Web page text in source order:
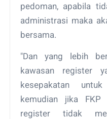
pedoman, apabila
administrasi maka
bersama.
"Dan yang lebih
kawasan register
kesepakatan
kemudian jika FKP
register tidak